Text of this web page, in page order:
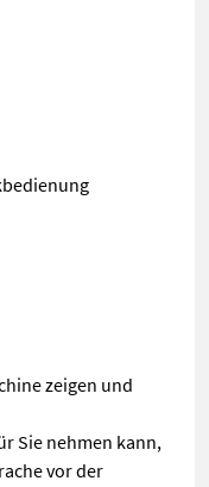
zeigen und
Sie nehmen kann,
vor der